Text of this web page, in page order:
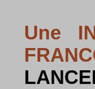
Une